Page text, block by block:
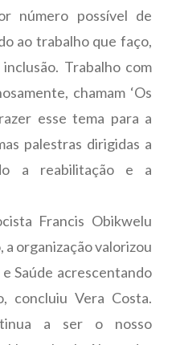
número possível de
ao trabalho que faço,
Trabalho com
chamam ‘Os
esse tema para a
palestras dirigidas a
a reabilitação e a
Francis Obikwelu
a organização valorizou
Saúde acrescentando
concluiu Vera Costa.
a ser o nosso